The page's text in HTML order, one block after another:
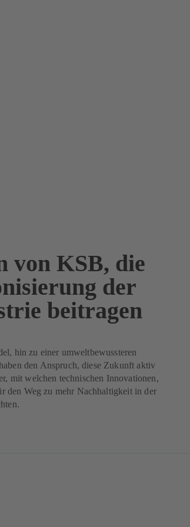
von KSB, die
der
beitragen
hin zu einer umweltbewussteren
den Anspruch, diese Zukunft aktiv
mit welchen technischen Innovationen,
den Weg zu mehr Nachhaltigkeit in der